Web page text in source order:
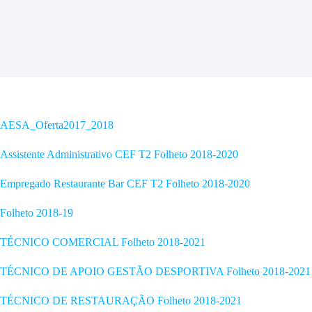
AESA_Oferta2017_2018
Assistente Administrativo CEF T2 Folheto 2018-2020
Empregado Restaurante Bar CEF T2 Folheto 2018-2020
Folheto 2018-19
TÉCNICO COMERCIAL Folheto 2018-2021
TÉCNICO DE APOIO GESTÃO DESPORTIVA Folheto 2018-2021
TÉCNICO DE RESTAURAÇÃO Folheto 2018-2021